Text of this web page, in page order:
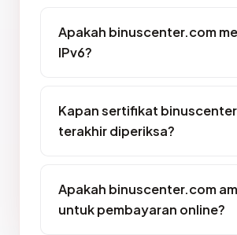
Apakah binuscenter.com
IPv6?
Kapan sertifikat
terakhir diperiksa?
Apakah binuscenter.com
untuk pembayaran online?